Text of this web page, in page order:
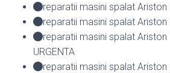
reparatii masini spalat Ariston
reparatii masini spalat Ariston
reparatii masini spalat Ariston
URGENTA
reparatii masini spalat Ariston